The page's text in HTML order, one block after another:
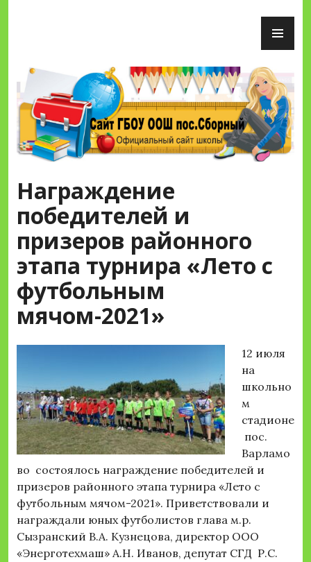
Сайт ГБОУ ООШ пос.Сборный
Награждение
победителей и
призеров районного
этапа турнира «Лето с
футбольным
мячом-2021»
12 июля
на
школьно
м
стадионе
пос.
Варламо
во состоялось награждение победителей и
призеров районного этапа турнира «Лето с
футбольным мячом-2021». Приветствовали и
награждали юных футболистов глава м.р.
Сызранский В.А. Кузнецова, директор ООО
«Энерготехмаш» А.Н. Иванов, депутат СГД Р.С.